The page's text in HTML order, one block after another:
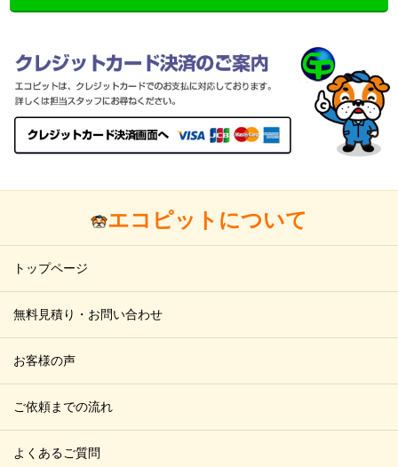
エコピットについて
トップページ
無料見積り・お問い合わせ
お客様の声
ご依頼までの流れ
よくあるご質問